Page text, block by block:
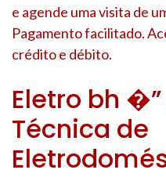
e agende uma visita de
Pagamento facilitado.
crédito e débito.
Eletro bh
Técnica de